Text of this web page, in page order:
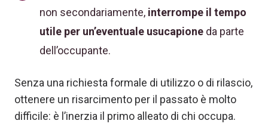
non secondariamente, interrompe il tempo
utile per un’eventuale usucapione da parte
dell’occupante.
Senza una richiesta formale di utilizzo o di rilascio,
ottenere un risarcimento per il passato è molto
difficile: è l’inerzia il primo alleato di chi occupa.